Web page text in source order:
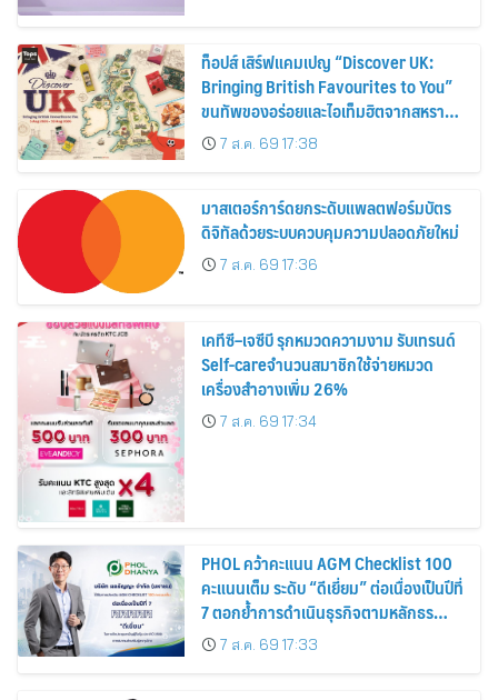
ท็อปส์ เสิร์ฟแคมเปญ “Discover UK:
Bringing British Favourites to You”
ขนทัพของอร่อยและไอเท็มฮิตจากสหราช
อาณาจักร ส่งตรงถึงมือตั้งแต่วันนี้ – 18
สิงหาคมนี้
7 ส.ค. 69 17:38
มาสเตอร์การ์ดยกระดับแพลตฟอร์มบัตร
ดิจิทัลด้วยระบบควบคุมความปลอดภัยใหม่
7 ส.ค. 69 17:36
เคทีซี–เจซีบี รุกหมวดความงาม รับเทรนด์
Self-careจำนวนสมาชิกใช้จ่ายหมวด
เครื่องสำอางเพิ่ม 26%
7 ส.ค. 69 17:34
PHOL คว้าคะแนน AGM Checklist 100
คะแนนเต็ม ระดับ “ดีเยี่ยม” ต่อเนื่องเป็นปีที่
7 ตอกย้ำการดำเนินธุรกิจตามหลักธร
รมาภิบาล โปร่งใส สร้างความเชื่อมั่นผู้ถือ
หุ้น
7 ส.ค. 69 17:33